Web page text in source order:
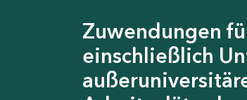
Zuwendungen
einschließlich